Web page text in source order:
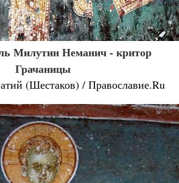
Милутин Неманич - критор
Грачаницы
(Шестаков) / Православие.Ru